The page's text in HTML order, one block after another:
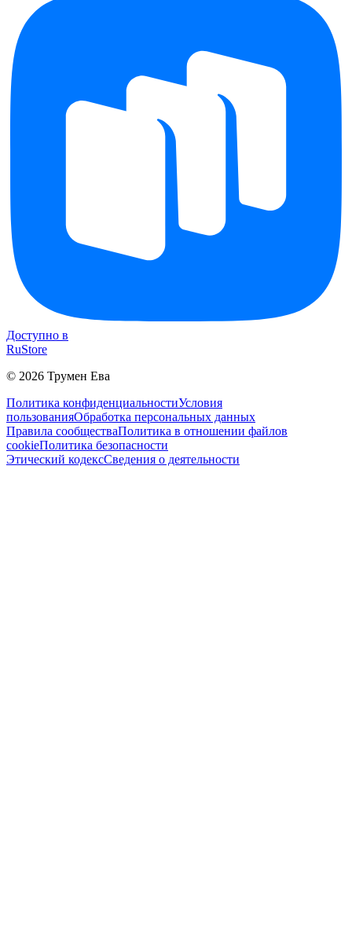
Доступно в
RuStore
© 2026 Трумен Ева
Политика конфиденциальностиУсловия
пользованияОбработка персональных данных
Правила сообществаПолитика в отношении файлов
cookieПолитика безопасности
Этический кодексСведения о деятельности